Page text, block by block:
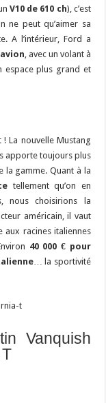
V10 de 610 ch), c’est
ne peut qu’aimer sa
A l’intérieur, Ford a
, avec un volant à
espace plus grand et
La nouvelle Mustang
apporte toujours plus
la gamme. Quant à la
tellement qu’on en
nous choisirions la
américain, il vaut
aux racines italiennes
40 000 € pour
… la sportivité
Vanquish